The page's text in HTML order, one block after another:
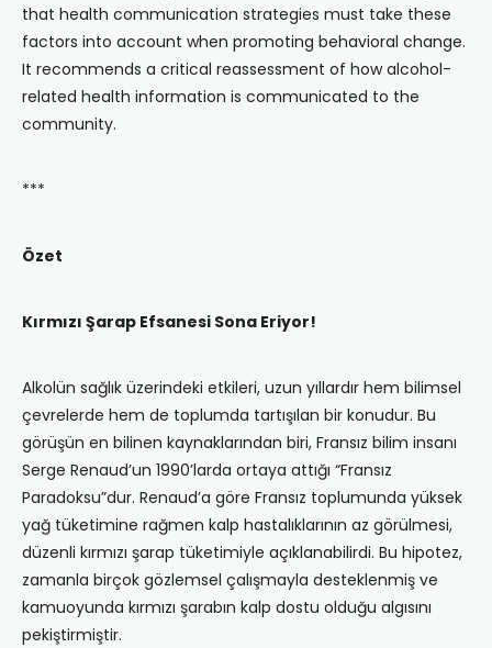
that health communication strategies must take these
factors into account when promoting behavioral change.
It recommends a critical reassessment of how alcohol-
related health information is communicated to the
community.
***
Özet
Kırmızı Şarap Efsanesi Sona Eriyor!
Alkolün sağlık üzerindeki etkileri, uzun yıllardır hem bilimsel
çevrelerde hem de toplumda tartışılan bir konudur. Bu
görüşün en bilinen kaynaklarından biri, Fransız bilim insanı
Serge Renaud’un 1990’larda ortaya attığı “Fransız
Paradoksu”dur. Renaud’a göre Fransız toplumunda yüksek
yağ tüketimine rağmen kalp hastalıklarının az görülmesi,
düzenli kırmızı şarap tüketimiyle açıklanabilirdi. Bu hipotez,
zamanla birçok gözlemsel çalışmayla desteklenmiş ve
kamuoyunda kırmızı şarabın kalp dostu olduğu algısını
pekiştirmiştir.